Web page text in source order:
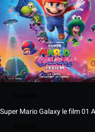
Super Mario Galaxy le film01